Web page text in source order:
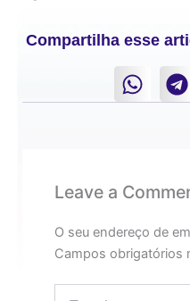
Compartilha esse
Leave a
O seu endereço de
Campos obrigatórios